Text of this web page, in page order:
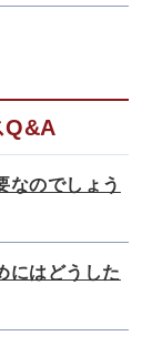
Q&A
なのでしょう
にはどうした